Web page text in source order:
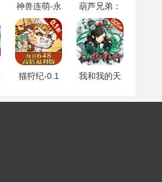
神兽连萌-永
葫芦兄弟：
妖-0.1永久
折扣
猫狩纪-0.1
我和我的天